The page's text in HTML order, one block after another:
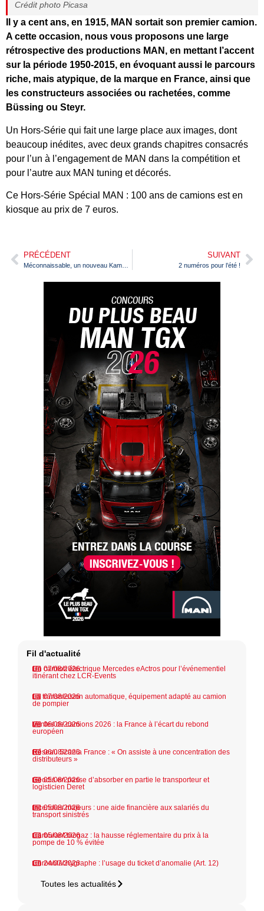
Crédit photo Picasa
Il y a cent ans, en 1915, MAN sortait son premier camion.
A cette occasion, nous vous proposons une large
rétrospective des productions MAN, en mettant l’accent
sur la période 1950-2015, en évoquant aussi le parcours
riche, mais atypique, de la marque en France, ainsi que
les constructeurs associées ou rachetées, comme
Büssing ou Steyr.
Un Hors-Série qui fait une large place aux images, dont
beaucoup inédites, avec deux grands chapitres consacrés
pour l’un à l’engagement de MAN dans la compétition et
pour l’autre aux MAN tuning et décorés.
Ce Hors-Série Spécial MAN : 100 ans de camions est en
kiosque au prix de 7 euros.
PRÉCÉDENT SUIVANT
2 numéros pour l’été !
Fil d'actualité
07/08/2026
Un camion électrique Mercedes eActros pour l’événementiel
itinérant chez LCR-Events
07/08/2026
La transmission automatique, équipement adapté au camion
de pompier
06/08/2026
Ventes de camions 2026 : la France à l’écart du rebond
européen
06/08/2026
Réseau Scania France : « On assiste à une concentration des
distributeurs »
05/08/2026
Geodis en passe d’absorber en partie le transporteur et
logisticien Deret
05/08/2026
Incendies majeurs : une aide financière aux salariés du
transport sinistrés
05/08/2026
Carburant biogaz : la hausse réglementaire du prix à la
pompe de 10 % évitée
24/07/2026
Chronotachygraphe : l’usage du ticket d’anomalie (Art. 12)
Toutes les actualités